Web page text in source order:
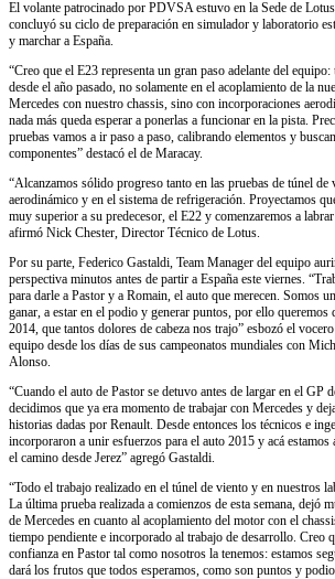
El volante patrocinado por PDVSA estuvo en la Sede de
concluyó su ciclo de preparación en simulador y laboratorio
y marchar a España.
“Creo que el E23 representa un gran paso adelante del
desde el año pasado, no solamente en el acoplamiento de la
Mercedes con nuestro chassis, sino con incorporaciones
nada más queda esperar a ponerlas a funcionar en la pista.
pruebas vamos a ir paso a paso, calibrando elementos y
componentes” destacó el de Maracay.
“Alcanzamos sólido progreso tanto en las pruebas de túnel de
aerodinámico y en el sistema de refrigeración. Proyectamos
muy superior a su predecesor, el E22 y comenzaremos a
afirmó Nick Chester, Director Técnico de Lotus.
Por su parte, Federico Gastaldi, Team Manager del equipo
perspectiva minutos antes de partir a España este viernes.
para darle a Pastor y a Romain, el auto que merecen. Somos
ganar, a estar en el podio y generar puntos, por ello queremos
2014, que tantos dolores de cabeza nos trajo” esbozó el
equipo desde los días de sus campeonatos mundiales con
Alonso.
“Cuando el auto de Pastor se detuvo antes de largar en el GP
decidimos que ya era momento de trabajar con Mercedes y
historias dadas por Renault. Desde entonces los técnicos e
incorporaron a unir esfuerzos para el auto 2015 y acá estamos
el camino desde Jerez” agregó Gastaldi.
“Todo el trabajo realizado en el túnel de viento y en nuestros
La última prueba realizada a comienzos de esta semana, dejó
de Mercedes en cuanto al acoplamiento del motor con el
tiempo pendiente e incorporado al trabajo de desarrollo. Creo
confianza en Pastor tal como nosotros la tenemos: estamos
dará los frutos que todos esperamos, como son puntos y